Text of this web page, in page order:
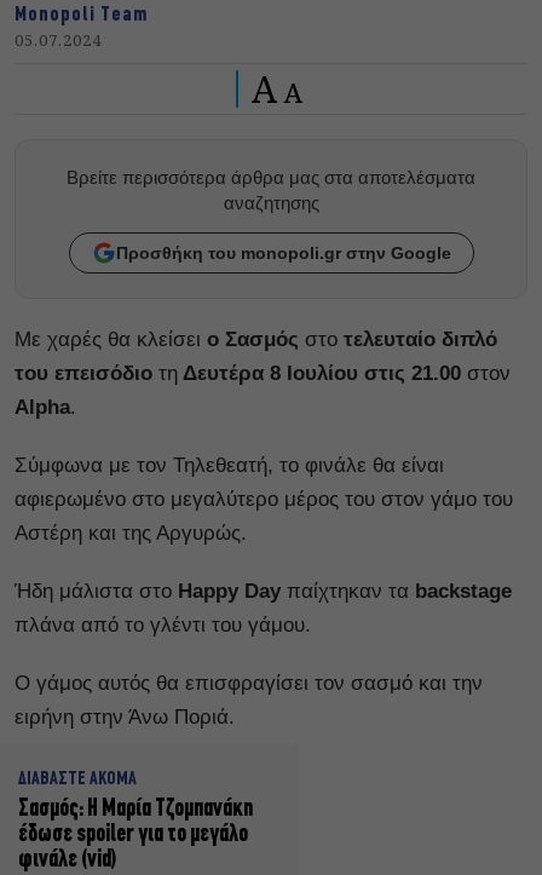
Monopoli Team
05.07.2024
A A
Βρείτε περισσότερα άρθρα μας στα αποτελέσματα
αναζητησης
Προσθήκη του monopoli.gr στην Google
Με χαρές θα κλείσει ο Σασμός στο τελευταίο διπλό
του επεισόδιο τη Δευτέρα 8 Ιουλίου στις 21.00 στον
Alpha.
Σύμφωνα με τον Τηλεθεατή, το φινάλε θα είναι
αφιερωμένο στο μεγαλύτερο μέρος του στον γάμο του
Αστέρη και της Αργυρώς.
Ήδη μάλιστα στο Happy Day παίχτηκαν τα backstage
πλάνα από το γλέντι του γάμου.
Ο γάμος αυτός θα επισφραγίσει τον σασμό και την
ειρήνη στην Άνω Ποριά.
ΔΙΑΒΑΣΤΕ ΑΚΟΜΑ
Σασμός: Η Μαρία Τζομπανάκη
έδωσε spoiler για το μεγάλο
φινάλε (vid)